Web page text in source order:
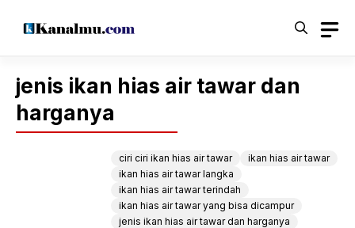
jenis ikan hias air tawar dan
harganya
ciri ciri ikan hias air tawar
ikan hias air tawar
ikan hias air tawar langka
ikan hias air tawar terindah
ikan hias air tawar yang bisa dicampur
jenis ikan hias air tawar dan harganya